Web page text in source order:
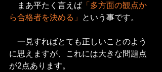
まあ平たく言えば 「多方面の観点か
ら合格者を決める」
という事です。
一見すればとても正しいことのよう
に思えますが、これには大きな問題点
が2点あります。